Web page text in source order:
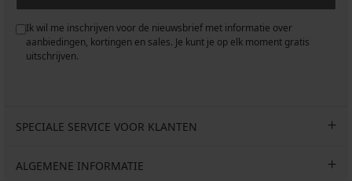
Ik wil me inschrijven voor de nieuwsbrief met informatie over
aanbiedingen, kortingen en sales. Je kunt je op elk moment gratis
uitschrijven.
SPECIALE SERVICE VOOR KLANTEN
ALGEMENE INFORMATIE